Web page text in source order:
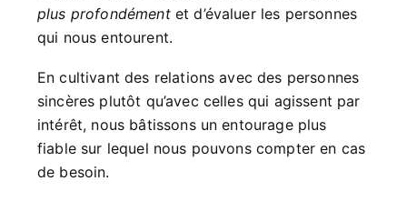
plus profondémentet d’évaluer les personnes
qui nous entourent.
En cultivant des relations avec des personnes
sincères plutôt qu’avec celles qui agissent par
intérêt, nous bâtissons un entourage plus
fiable sur lequel nous pouvons compter en cas
de besoin.